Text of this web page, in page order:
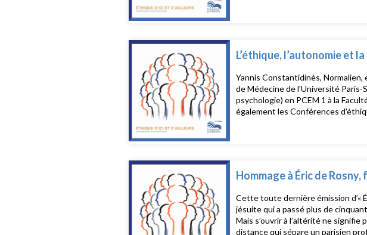
L’éthique, l’autonomie et
Yannis Constantidinès,
de Médecine de l'Université Paris-
psychologie) en PCEM 1 à la
également les Conférences
Hommage à Éric de
Cette toute dernière émission d’«
jésuite qui a passé plus de
Mais s’ouvrir à l’altérité ne signifie
distance qui sépare un parisien